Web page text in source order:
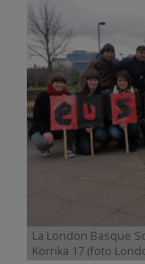
La London Basque
Korrika 17 (foto